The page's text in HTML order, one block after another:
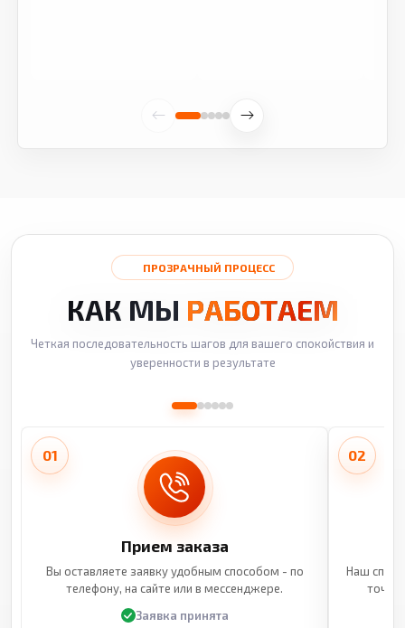
ПРОЗРАЧНЫЙ ПРОЦЕСС
КАК МЫ РАБОТАЕМ
Четкая последовательность шагов для вашего спокойствия и
уверенности в результате
01
Прием заказа
Вы оставляете заявку удобным способом - по
телефону, на сайте или в мессенджере.
Заявка принята
02
Наш